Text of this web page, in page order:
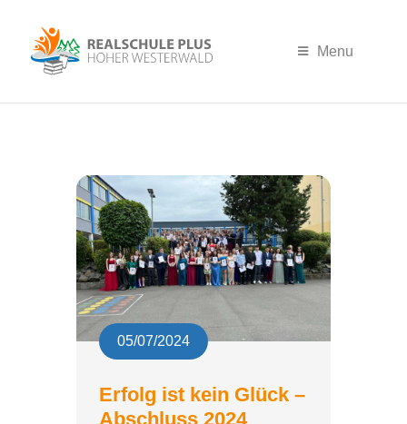
Menu
05/07/2024
Erfolg ist kein Glück –
Abschluss 2024